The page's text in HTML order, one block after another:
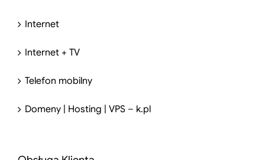
Internet
Internet + TV
Telefon mobilny
Domeny | Hosting | VPS – k.pl